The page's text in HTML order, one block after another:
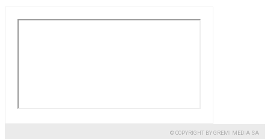
© COPYRIGHT BY GREMI MEDIA SA